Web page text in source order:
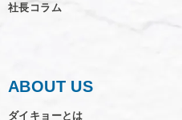
社長コラム
ABOUT US
ダイキョーとは